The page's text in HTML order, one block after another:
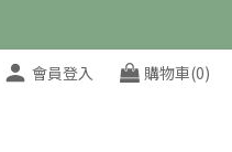
會員登入 購物車(0)